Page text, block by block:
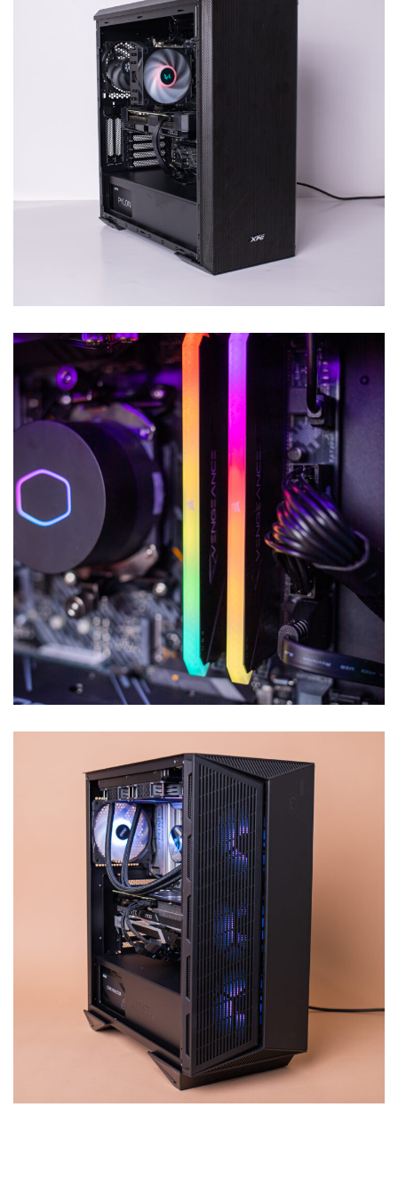
Armado potente pero con un
toque de sobriedad
Armado para Diseño Industrial
ARMADO
Armado Ryzen 7 5700X